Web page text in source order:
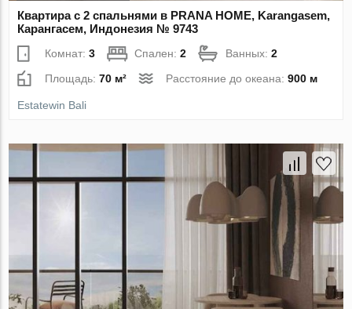
Квартира с 2 спальнями в PRANA HOME, Karangasem,
Карангасем, Индонезия № 9743
Комнат:3 Спален:2 Ванных:2
Площадь:70 м² Расстояние до океана:900 м
Estatewin Bali